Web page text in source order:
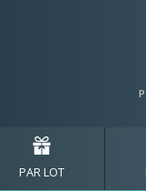
les
PAR LOT